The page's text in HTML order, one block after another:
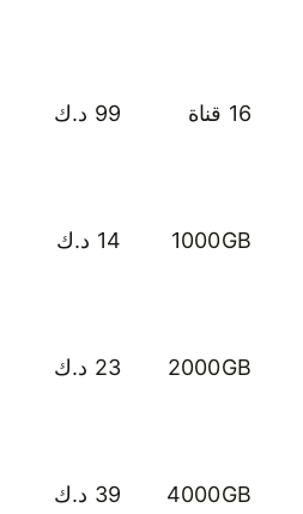
16 قناة 99 د.ك
1000GB 14 د.ك
2000GB 23 د.ك
4000GB 39 د.ك